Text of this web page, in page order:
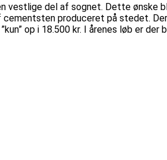
vestlige del af sognet. Dette ønske
cementsten produceret på stedet.
op i 18.500 kr. I årenes løb er